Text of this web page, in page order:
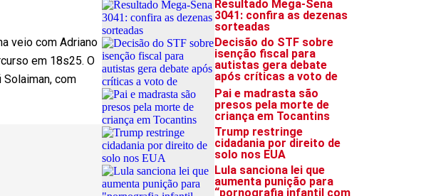
veio com Adriano
em 18s25. O
com